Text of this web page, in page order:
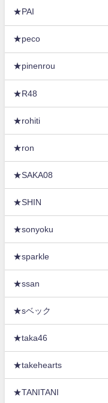
★PAI
★peco
★pinenrou
★R48
★rohiti
★ron
★SAKA08
★SHIN
★sonyoku
★sparkle
★ssan
★sベック
★taka46
★takehearts
★TANITANI